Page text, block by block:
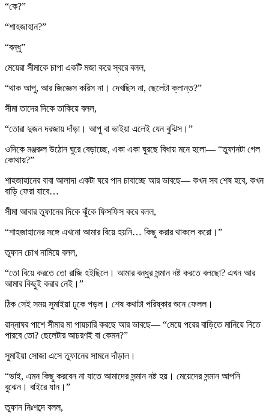
“কে?”
“শাহজাহান?”
“বন্ধু”
মেয়েরা সীমাকে চাপা একটি মজা করে স্বরে বলল,
“থাক আপু, আর জিজ্ঞেস করিস না। দেখছিস না, ছেলেটা ক্লান্ত?”
সীমা তাদের দিকে তাকিয়ে বলল,
“তোরা দুজন দরজায় দাঁড়া। আপু বা ভাইয়া এলেই যেন বুঝিস।”
ওদিকে মঞ্জরুল উঠোন ঘুরে বেড়াচ্ছে, একা একা ঘুরছে বিধায় মনে হলো— “তুফানটা গেল
কোথায়?”
শাহজাহানের বাবা আলাদা একটা ঘরে পান চাবাচ্ছে আর ভাবছে— কখন সব শেষ হবে, কখন
বাড়ি ফেরা যাবে…
সীমা আবার তুফানের দিকে ঝুঁকে ফিসফিস করে বলল,
“শাহজাহানের সঙ্গে এখনো আমার বিয়ে হয়নি… কিছু করার থাকলে করো।”
তুফান চোখ নামিয়ে বলল,
“তো বিয়ে করতে তো রাজি হইছিলে। আমার বন্ধুর সন্মান নষ্ট করতে বলছো? এখন আর
আমার কিছুই করার নেই।”
ঠিক সেই সময় সুমাইয়া ঢুকে পড়ল। শেষ কথাটা পরিষ্কার শুনে ফেলল।
রান্নাঘর পাশে সীমার মা পায়চারি করছে আর ভাবছে— “মেয়ে পরের বাড়িতে মানিয়ে নিতে
পারবে তো? ছেলেটার আচরণই বা কেমন?”
সুমাইয়া সোজা এসে তুফানের সামনে দাঁড়াল।
“ভাই, এমন কিছু করবেন না যাতে আমাদের সন্মান নষ্ট হয়। মেয়েদের সন্মান আপনি
বুঝেন। বাইরে যান।”
তুফান নিঃশব্দে বলল,